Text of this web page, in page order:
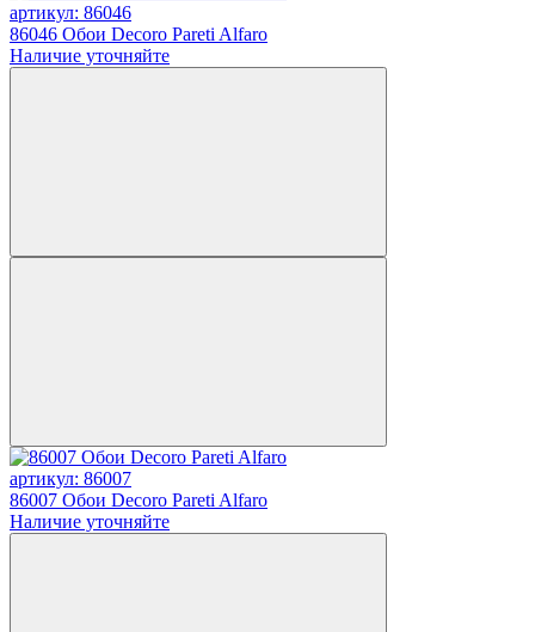
артикул: 86046
86046 Обои Decoro Pareti Alfaro
Наличие уточняйте
артикул: 86007
86007 Обои Decoro Pareti Alfaro
Наличие уточняйте